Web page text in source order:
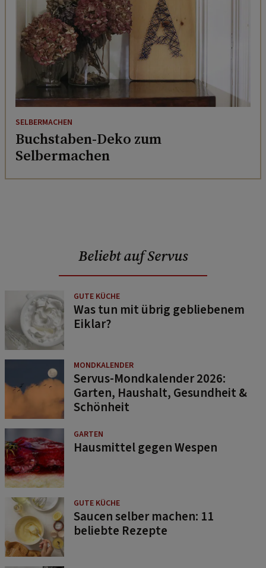
SELBERMACHEN
Buchstaben-Deko zum
Selbermachen
Beliebt auf Servus
GUTE KÜCHE
Was tun mit übrig gebliebenem
Eiklar?
MONDKALENDER
Servus-Mondkalender 2026:
Garten, Haushalt, Gesundheit &
Schönheit
GARTEN
Hausmittel gegen Wespen
GUTE KÜCHE
Saucen selber machen: 11
beliebte Rezepte